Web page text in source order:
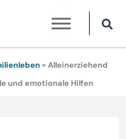
» Alleinerziehend
und emotionale Hilfen